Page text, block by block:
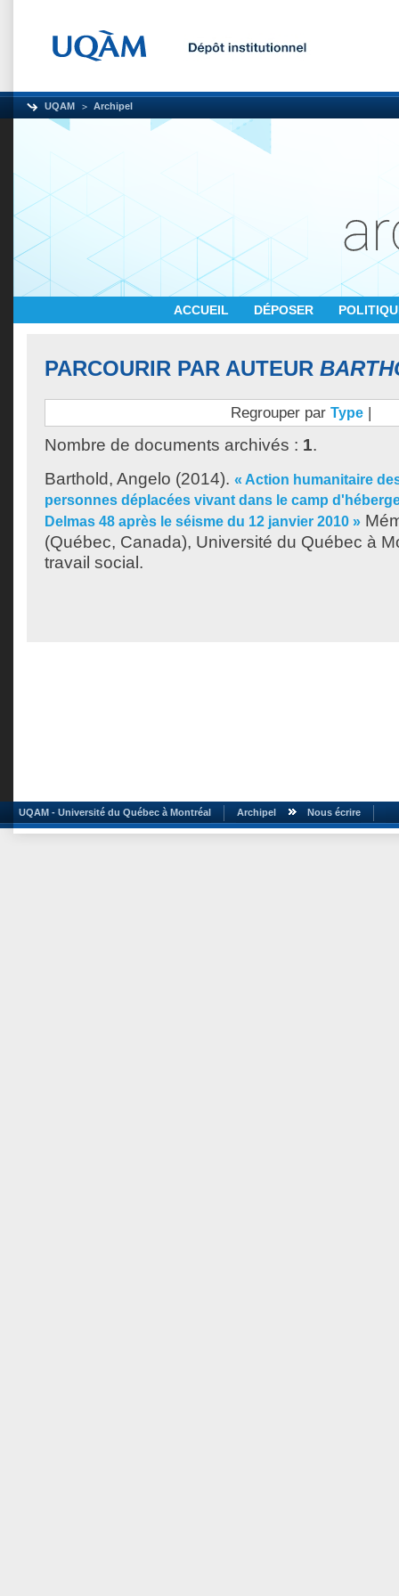
UQAM Archipel
ACCUEIL DÉPOSER
PARCOURIR PAR AUTEUR
Regrouper par Type |
Nombre de documents archivés : 1.
Barthold, Angelo (2014). « Action humanitaire
personnes déplacées vivant dans le camp
Delmas 48 après le séisme du 12 janvier 2010 »
(Québec, Canada), Université du Québec à
travail social.
UQAM - Université du Québec à Montréal Archipel Nous écrire